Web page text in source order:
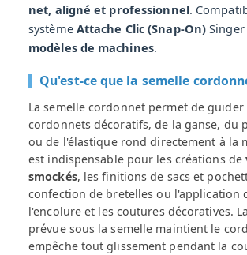
net, aligné et professionnel.
système Attache Clic (Snap-On)
modèles de machines.
Qu'est-ce que la semelle
La semelle cordonnet permet de
cordonnets décoratifs, de la ganse, du
ou de l'élastique rond directement à la
est indispensable pour les créations de
smockés, les finitions de sacs et
confection de bretelles ou l'application
l'encolure et les coutures décoratives.
prévue sous la semelle maintient le
empêche tout glissement pendant la